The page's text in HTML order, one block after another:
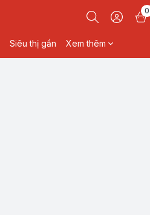
0
Siêu thị gần Xem thêm